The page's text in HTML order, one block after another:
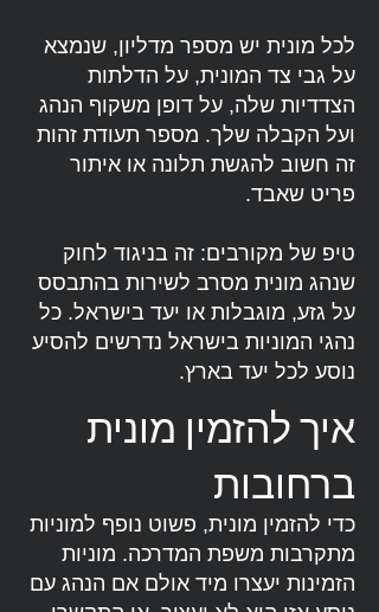
לכל מונית יש מספר מדליון, שנמצא
על גבי צד המונית, על הדלתות
הצדדיות שלה, על דופן משקוף הנהג
ועל הקבלה שלך. מספר תעודת זהות
זה חשוב להגשת תלונה או איתור
פריט שאבד.
טיפ של מקורבים: זה בניגוד לחוק
שנהג מונית מסרב לשירות בהתבסס
על גזע, מוגבלות או יעד בישראל. כל
נהגי המוניות בישראל נדרשים להסיע
נוסע לכל יעד בארץ.
איך להזמין מונית
ברחובות
כדי להזמין מונית, פשוט נופף למוניות
מתקרבות משפת המדרכה. מוניות
הזמינות יעצרו מיד אולם אם הנהג עם